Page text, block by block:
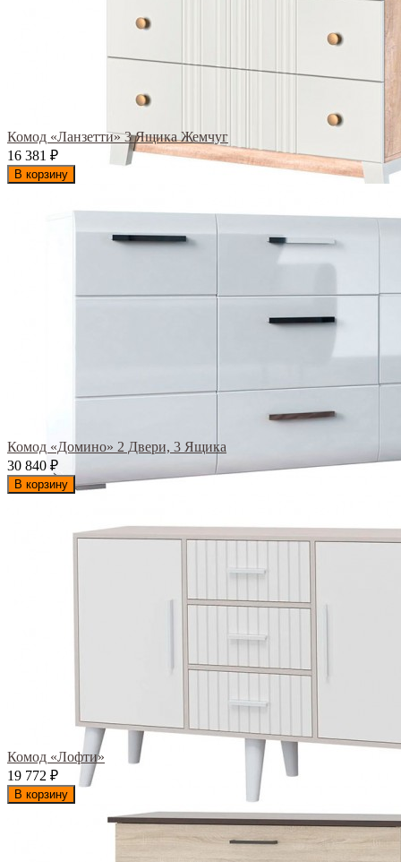
Комод «Ланзетти» 3 Ящика Жемчуг
16 381
₽
В корзину
Комод «Домино» 2 Двери, 3 Ящика
30 840 ₽
В корзину
Комод «Лофти»
19 772 ₽
В корзину